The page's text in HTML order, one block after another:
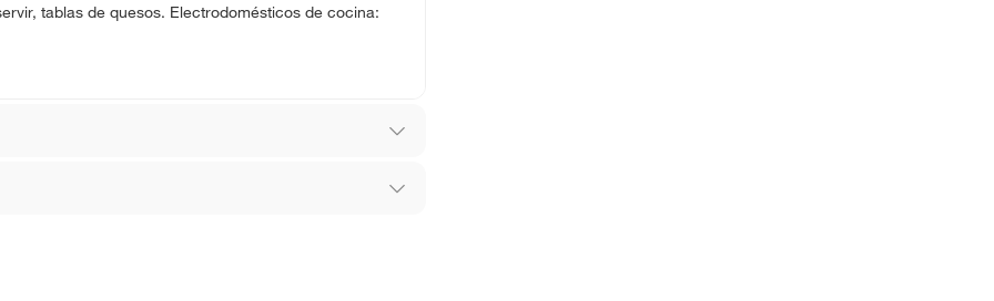
tablas de quesos. Electrodomésticos de cocina:
diferentes, otras con restricciones y algunas